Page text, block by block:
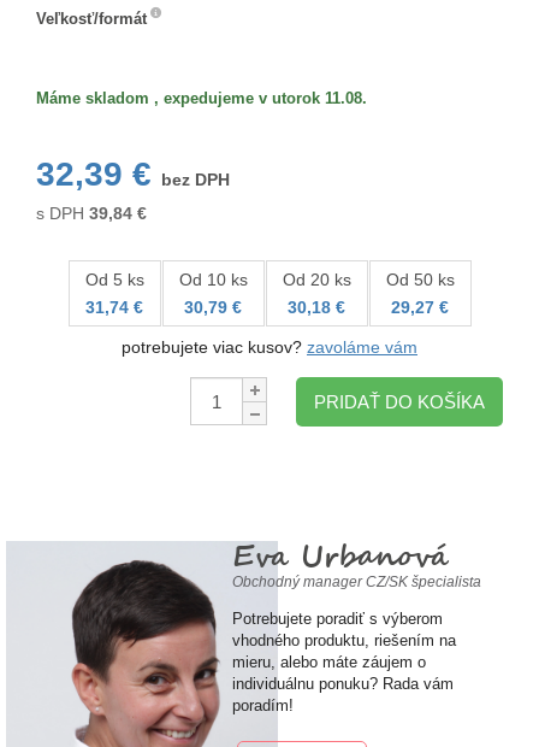
Veľkosť/formát
Máme skladom , expedujeme v utorok 11.08.
32,39 €
bez DPH
s DPH 39,84 €
Od 5 ks
31,74 €
Od 10 ks
30,79 €
Od 20 ks
30,18 €
Od 50 ks
29,27 €
potrebujete viac kusov? zavoláme vám
Množstvo:
PRIDAŤ DO KOŠÍKA
Eva Urbanová
Obchodný manager CZ/SK špecialista
Potrebujete poradiť s výberom
vhodného produktu, riešením na
mieru, alebo máte záujem o
individuálnu ponuku? Rada vám
poradím!